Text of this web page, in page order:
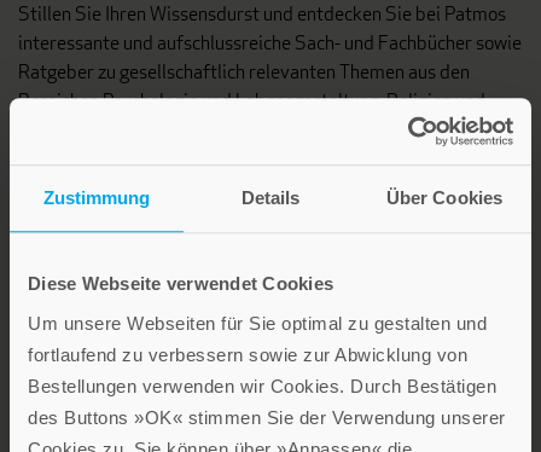
Zustimmung Details Über Cookies
Diese Webseite verwendet Cookies
Um unsere Webseiten für Sie optimal zu gestalten und
fortlaufend zu verbessern sowie zur Abwicklung von
Bestellungen verwenden wir Cookies. Durch Bestätigen
des Buttons »OK« stimmen Sie der Verwendung unserer
Stillen Sie Ihren Wissensdurst und entdecken Sie bei Patmos
interessante und aufschlussreiche Sach- und Fachbücher sowie
Ratgeber zu gesellschaftlich relevanten Themen aus den
Bereichen Psychologie und Lebensgestaltung, Religion und
Lebensfreude in farbenfroher Gestaltung: Persönliche
Geschenke mit wohltuenden Inspirationen. Irische